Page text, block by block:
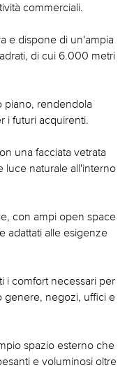
commerciali.
e dispone di un'ampia
di cui 6.000 metri
piano, rendendola
i futuri acquirenti.
una facciata vetrata
luce naturale all'interno
con ampi open space
adattati alle esigenze
i comfort necessari per
genere, negozi, uffici e
spazio esterno che
e voluminosi oltre